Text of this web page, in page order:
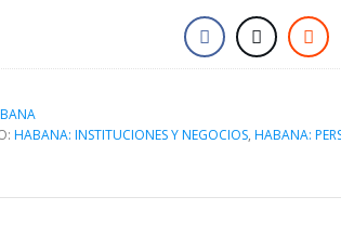
HABANA: INSTITUCIONES Y NEGOCIOS, HABANA: